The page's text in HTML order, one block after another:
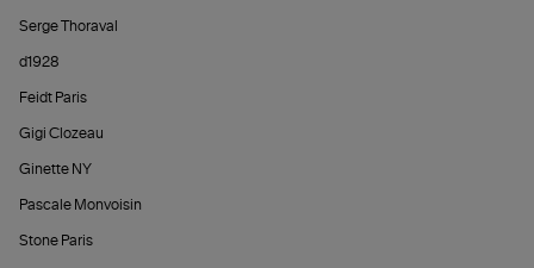
Serge Thoraval
d1928
Feidt Paris
Gigi Clozeau
Ginette NY
Pascale Monvoisin
Stone Paris